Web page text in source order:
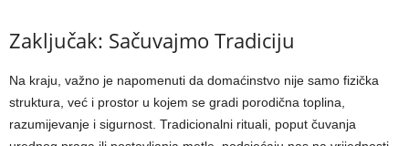
Zaključak: Sačuvajmo Tradiciju
Na kraju, važno je napomenuti da domaćinstvo nije samo fizička
struktura, već i prostor u kojem se gradi porodična toplina,
razumijevanje i sigurnost. Tradicionalni rituali, poput čuvanja